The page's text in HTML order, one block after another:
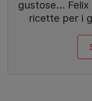
gustose… Felix
ricette per i